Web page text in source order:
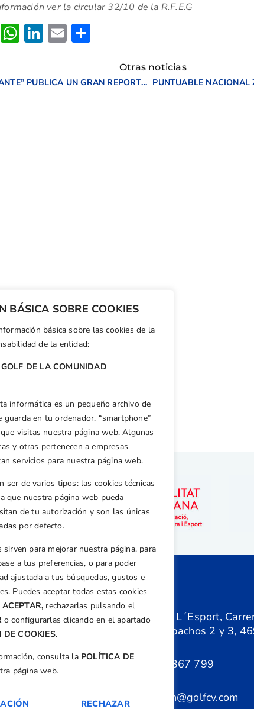
BÁSICA SOBRE COOKIES
básica sobre las cookies de la
de la entidad:
DE LA COMUNIDAD
informática es un pequeño archivo de
guarda en tu ordenador, “smartphone”
visitas nuestra página web. Algunas
y otras pertenecen a empresas
servicios para nuestra página web.
ser de varios tipos: las cookies técnicas
que nuestra página web pueda
de tu autorización y son las únicas
por defecto.
sirven para mejorar nuestra página, para
a tus preferencias, o para poder
ajustada a tus búsquedas, gustos e
Puedes aceptar todas estas cookies
ACEPTAR, rechazarlas pulsando el
o configurarlas clicando en el apartado
DE COOKIES.
consulta la POLÍTICA DE
página web.
RECHAZAR
ver la circular 32/10 de la R.F.E.G
X WhatsApp
LinkedIn
Email
Otras noticias
“LEVANTE” PUBLICA UN GRAN REPORTAJE DEL CAMPEONATO FEMENINO CV
Centre de L´Esport,
Nº 5, Despachos 2 y 3,
+34 961 367 799
federacion@golfcv.com